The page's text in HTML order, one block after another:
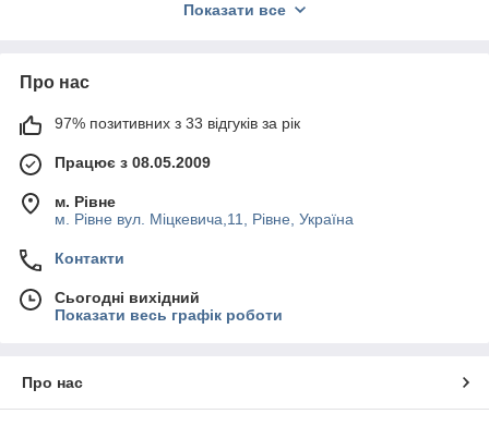
Різновидності конвертерів сигналу від компанії SVL:
по типу конвертованих протоколів
Показати все
Про нас
97% позитивних з 33 відгуків за рік
Працює з 08.05.2009
м. Рівне
м. Рівне вул. Міцкевича,11, Рівне, Україна
Контакти
Сьогодні вихідний
Показати весь графік роботи
Про нас